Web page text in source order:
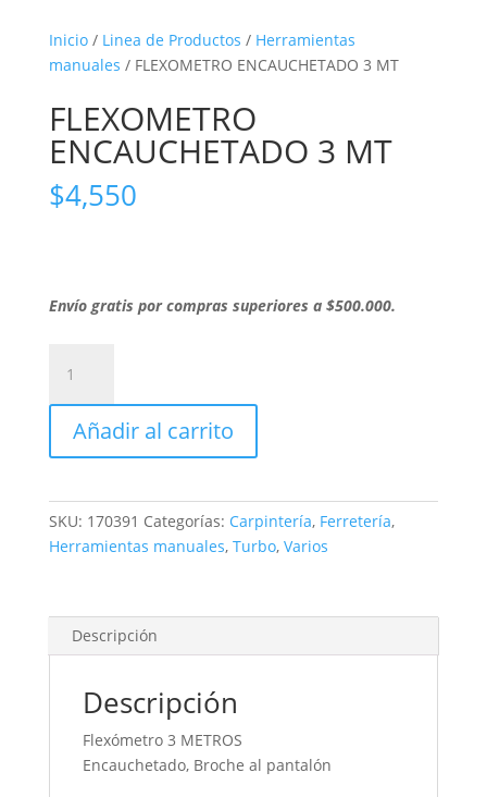
Inicio/ Linea de Productos / Herramientas
manuales / FLEXOMETRO ENCAUCHETADO 3 MT
FLEXOMETRO
ENCAUCHETADO 3 MT
$4,550
Envío gratis por compras superiores a $500.000.
ENCAUCHETADO
3
cantidad
Añadir al carrito
SKU: 170391 Categorías: Carpintería, Ferretería,
Herramientas manuales, Turbo, Varios
Descripción
Descripción
Flexómetro 3 METROS
Encauchetado, Broche al pantalón